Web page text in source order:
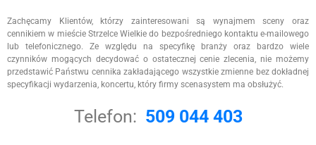
Zachęcamy Klientów, którzy zainteresowani są wynajmem sceny oraz
cennikiem w mieście Strzelce Wielkie do bezpośredniego kontaktu e-mailowego
lub telefonicznego. Ze względu na specyfikę branży oraz bardzo wiele
czynników mogących decydować o ostatecznej cenie zlecenia, nie możemy
przedstawić Państwu cennika zakładającego wszystkie zmienne bez dokładnej
specyfikacji wydarzenia, koncertu, który firmy scenasystem ma obsłużyć.
Telefon: 509 044 403